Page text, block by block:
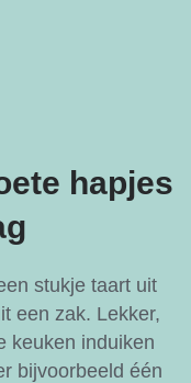
hapjes
stukje taart uit
een zak. Lekker,
keuken induiken
bijvoorbeeld één